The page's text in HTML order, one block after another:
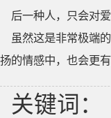
后一种人，只会对
虽然这是非常极端
扬的情感中，也会更
关键词：